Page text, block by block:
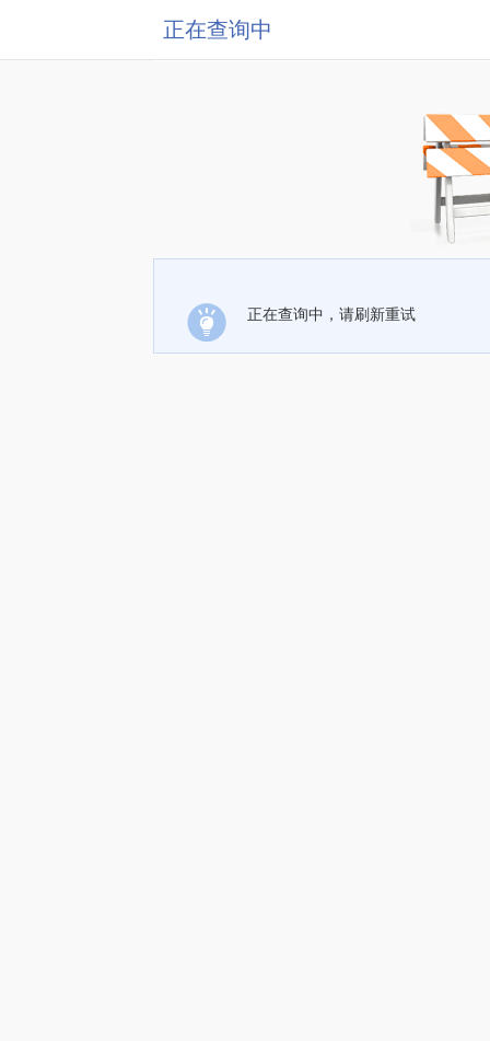
正在查询中
正在查询中，请刷新重试